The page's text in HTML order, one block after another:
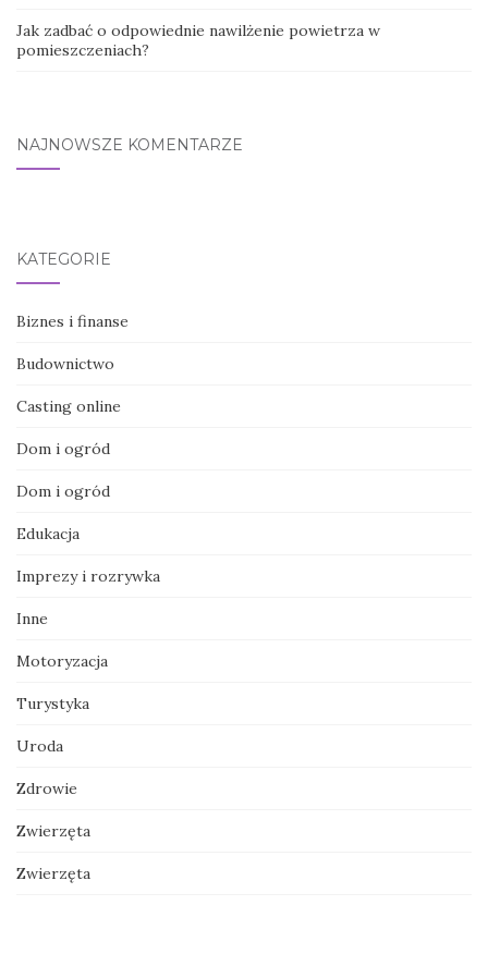
Jak zadbać o odpowiednie nawilżenie powietrza w
pomieszczeniach?
NAJNOWSZE KOMENTARZE
KATEGORIE
Biznes i finanse
Budownictwo
Casting online
Dom i ogród
Dom i ogród
Edukacja
Imprezy i rozrywka
Inne
Motoryzacja
Turystyka
Uroda
Zdrowie
Zwierzęta
Zwierzęta